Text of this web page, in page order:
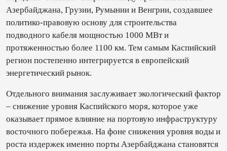
Азербайджана, Грузии, Румынии и Венгрии, создавшее
политико-правовую основу для строительства
подводного кабеля мощностью 1000 МВт и
протяженностью более 1100 км. Тем самым Каспийский
регион постепенно интегрируется в европейский
энергетический рынок.
Отдельного внимания заслуживает экологический фактор
– снижение уровня Каспийского моря, которое уже
оказывает прямое влияние на портовую инфраструктуру
восточного побережья. На фоне снижения уровня воды и
роста издержек именно порты Азербайджана становятся